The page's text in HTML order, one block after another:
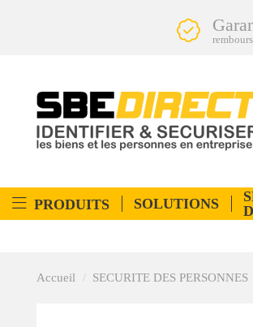
PRODUITS SOLUTIONS
Accueil SECURITE DES PERSONNES